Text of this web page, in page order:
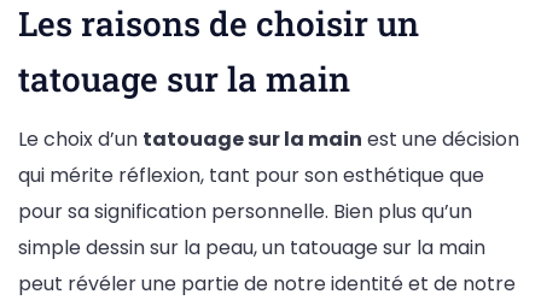
Les raisons de choisir un
tatouage sur la main
Le choix d’un tatouage sur la main est une décision
qui mérite réflexion, tant pour son esthétique que
pour sa signification personnelle. Bien plus qu’un
simple dessin sur la peau, un tatouage sur la main
peut révéler une partie de notre identité et de notre